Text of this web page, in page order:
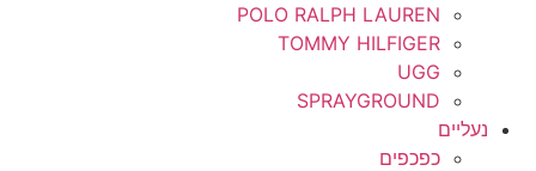
POLO RALPH LAUREN
TOMMY HILFIGER
UGG
SPRAYGROUND
נעליים
כפכפים